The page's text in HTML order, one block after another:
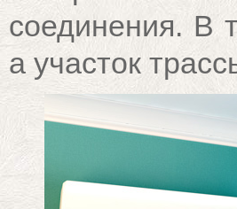
соединения. В
а участок